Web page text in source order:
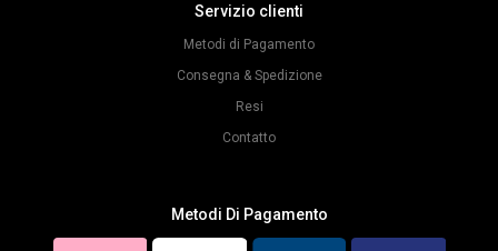
Servizio clienti
Metodi di Pagamento
Consegna & Spedizione
Resi
Contatto
Metodi Di Pagamento